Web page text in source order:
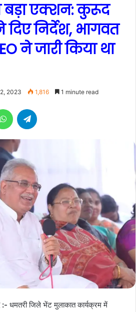
बड़ा एक्शन: कुरूद
दिए निर्देश, भागवत
ने जारी किया था
2023 1,816 1 minute read
:- धमतरी जिले भेंट मुलाकात कार्यक्रम में